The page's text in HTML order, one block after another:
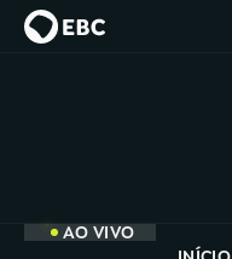
AO VIVO